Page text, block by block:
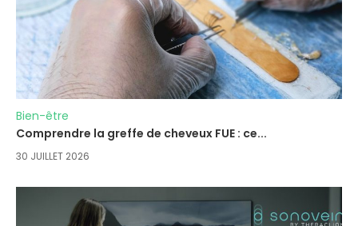
Bien-être
Comprendre la greffe de cheveux FUE : ce...
30 JUILLET 2026